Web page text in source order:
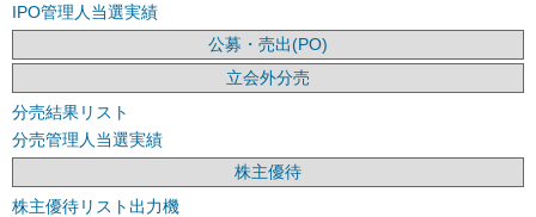
IPO管理人当選実績
公募・売出(PO)
立会外分売
分売結果リスト
分売管理人当選実績
株主優待
株主優待リスト出力機